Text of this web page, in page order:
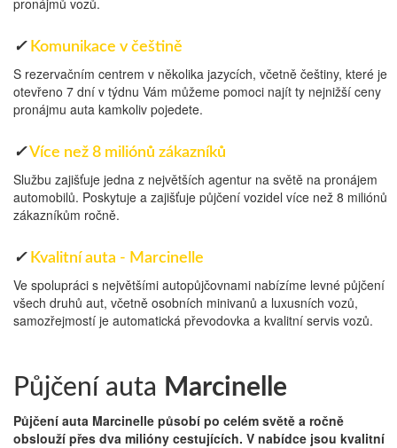
pronájmů vozů.
✓ Komunikace v češtině
S rezervačním centrem v několika jazycích, včetně češtiny, které je
otevřeno 7 dní v týdnu Vám můžeme pomoci najít ty nejnižší ceny
pronájmu auta kamkoliv pojedete.
✓Více než 8 miliónů zákazníků
Službu zajišťuje jedna z největších agentur na světě na pronájem
automobilů. Poskytuje a zajišťuje půjčení vozidel více než 8 miliónů
zákazníkům ročně.
✓ Kvalitní auta - Marcinelle
Ve spolupráci s největšími autopůjčovnami nabízíme levné půjčení
všech druhů aut, včetně osobních minivanů a luxusních vozů,
samozřejmostí je automatická převodovka a kvalitní servis vozů.
Půjčení auta Marcinelle
Půjčení auta Marcinelle působí po celém světě a ročně
obslouží přes dva milióny cestujících. V nabídce jsou kvalitní